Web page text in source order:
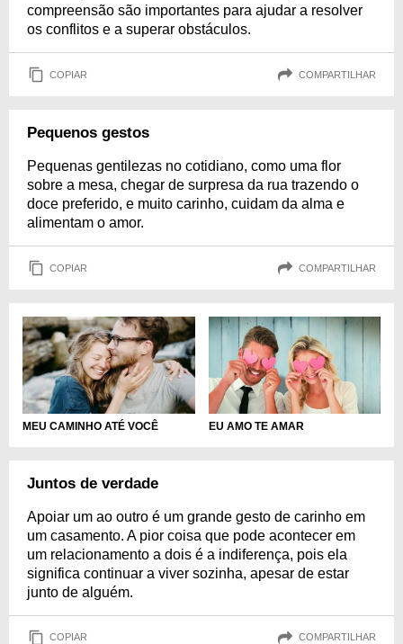
compreensão são importantes para ajudar a resolver
os conflitos e a superar obstáculos.
COPIAR COMPARTILHAR
Pequenos gestos
Pequenas gentilezas no cotidiano, como uma flor
sobre a mesa, chegar de surpresa da rua trazendo o
doce preferido, e muito carinho, cuidam da alma e
alimentam o amor.
COPIAR COMPARTILHAR
MEU CAMINHO ATÉ VOCÊ EU AMO TE AMAR
Juntos de verdade
Apoiar um ao outro é um grande gesto de carinho em
um casamento. A pior coisa que pode acontecer em
um relacionamento a dois é a indiferença, pois ela
significa continuar a viver sozinha, apesar de estar
junto de alguém.
COPIAR COMPARTILHAR